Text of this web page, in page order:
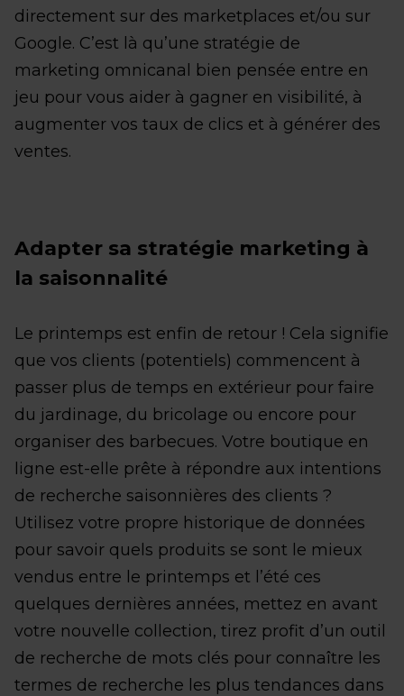
directement sur des marketplaces et/ou sur
Google. C’est là qu’une stratégie de
marketing omnicanal bien pensée entre en
jeu pour vous aider à gagner en visibilité, à
augmenter vos taux de clics et à générer des
ventes.
Adapter sa stratégie marketing à
la saisonnalité
Le printemps est enfin de retour ! Cela signifie
que vos clients (potentiels) commencent à
passer plus de temps en extérieur pour faire
du jardinage, du bricolage ou encore pour
organiser des barbecues. Votre boutique en
ligne est-elle prête à répondre aux intentions
de recherche saisonnières des clients ?
Utilisez votre propre historique de données
pour savoir quels produits se sont le mieux
vendus entre le printemps et l’été ces
quelques dernières années, mettez en avant
votre nouvelle collection, tirez profit d’un outil
de recherche de mots clés pour connaître les
termes de recherche les plus tendances dans